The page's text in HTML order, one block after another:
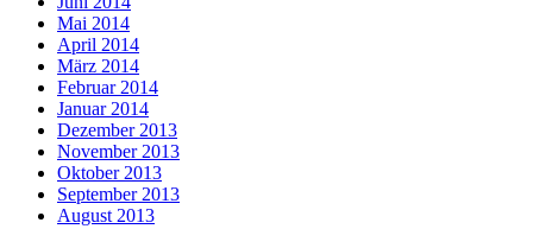
Mai 2014
April 2014
März 2014
Februar 2014
Januar 2014
Dezember 2013
November 2013
Oktober 2013
September 2013
August 2013